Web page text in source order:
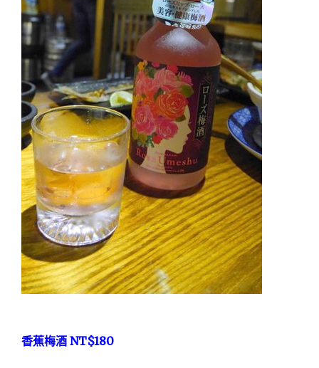
香蕉梅酒 NT$180